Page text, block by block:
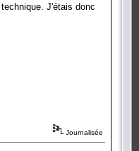
J'étais donc
Journalisée